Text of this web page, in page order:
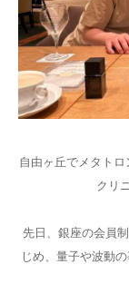
自由ヶ丘でメタト
クリ
先日、銀座の会員
じめ、量子や波動
ブログ